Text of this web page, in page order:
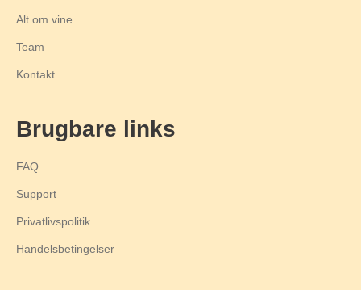
Alt om vine
Team
Kontakt
Brugbare links
FAQ
Support
Privatlivspolitik
Handelsbetingelser